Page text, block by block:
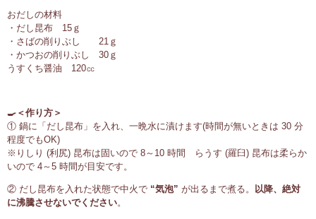
おだしの材料
・だし昆布 15ｇ
・さばの削りぶし 21ｇ
・かつおの削りぶし 30ｇ
うすくち醤油 120㏄
🍳＜作り方＞
① 鍋に「だし昆布」を入れ、一晩水に漬けます(時間が無いときは 30 分
程度でもOK)
※りしり (利尻) 昆布は固いので 8～10 時間 らうす (羅臼) 昆布は柔らか
いので 4～5 時間が目安です。
② だし昆布を入れた状態で中火で “気泡” が出るまで煮る。 以降、絶対
に沸騰させないでください。